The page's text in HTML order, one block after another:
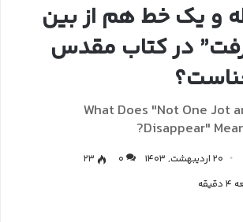
و یک خط هم از بین
در کتاب مقدس
What Does "Not One Jot
Disappear"
20 اردیبهشت, 1403 0
23